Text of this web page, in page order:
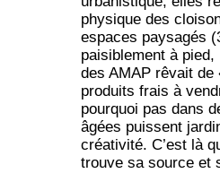
physique des
espaces paysagés
paisiblement à pied,
des AMAP rêvait
produits frais à
pourquoi pas dans
âgées puissent
créativité. C’est là
trouve sa source et